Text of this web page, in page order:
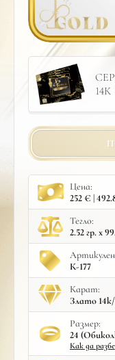
14К
Цена:
252 € |
Тегло:
2.52 гр. x
К-177
Карат:
Злато
Размер:
24
Как да